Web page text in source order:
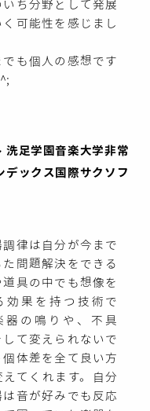
いち分野として発展
く可能性を感じまし
でも個人の感想です
洗足学園音楽大学非常
デックス国際サクソフ
調律は自分が今まで
た問題解決をできる
道具の中でも想像を
効果を持つ技術で
器の鳴りや、不具
して変えられないで
個体差を全て良い方
えてくれます。自分
は音が好みでも反応